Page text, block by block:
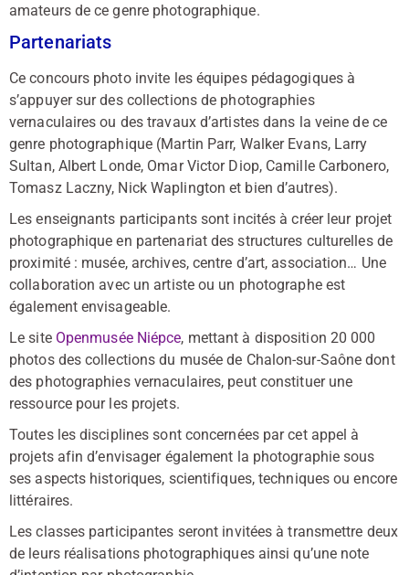
amateurs de ce genre photographique.
Partenariats
Ce concours photo invite les équipes pédagogiques à
s’appuyer sur des collections de photographies
vernaculaires ou des travaux d’artistes dans la veine de ce
genre photographique (Martin Parr, Walker Evans, Larry
Sultan, Albert Londe, Omar Victor Diop, Camille Carbonero,
Tomasz Laczny, Nick Waplington et bien d’autres).
Les enseignants participants sont incités à créer leur projet
photographique en partenariat des structures culturelles de
proximité : musée, archives, centre d’art, association… Une
collaboration avec un artiste ou un photographe est
également envisageable.
Le site Openmusée Niépce, mettant à disposition 20 000
photos des collections du musée de Chalon-sur-Saône dont
des photographies vernaculaires, peut constituer une
ressource pour les projets.
Toutes les disciplines sont concernées par cet appel à
projets afin d’envisager également la photographie sous
ses aspects historiques, scientifiques, techniques ou encore
littéraires.
Les classes participantes seront invitées à transmettre deux
de leurs réalisations photographiques ainsi qu’une note